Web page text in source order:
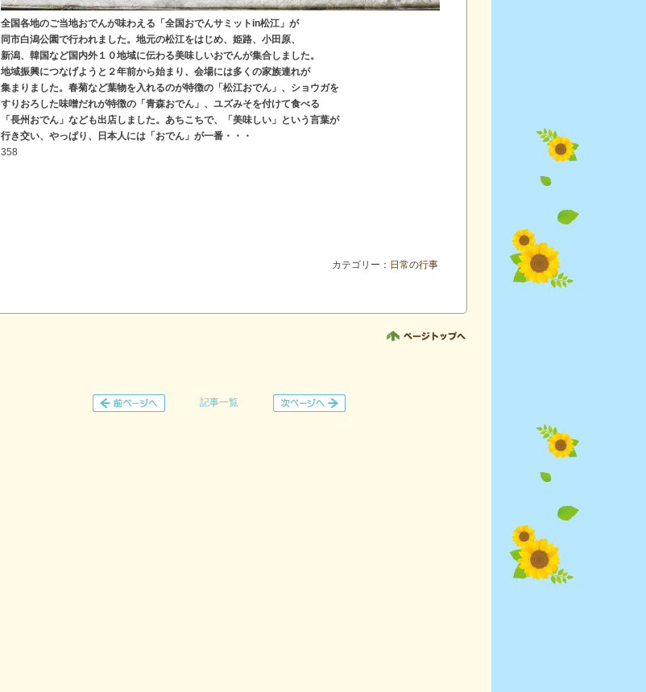
全国各地のご当地おでんが味わえる「全国おでんサミットin松江」が
同市白潟公園で行われました。地元の松江をはじめ、姫路、小田原、
新潟、韓国など国内外１０地域に伝わる美味しいおでんが集合しました。
地域振興につなげようと２年前から始まり、会場には多くの家族連れが
集まりました。春菊など葉物を入れるのが特徴の「松江おでん」、ショウガを
すりおろした味噌だれが特徴の「青森おでん」、ユズみそを付けて食べる
「長州おでん」なども出店しました。あちこちで、「美味しい」という言葉が
行き交い、やっぱり、日本人には「おでん」が一番・・・
358
カテゴリー： 日常の行事
記事一覧